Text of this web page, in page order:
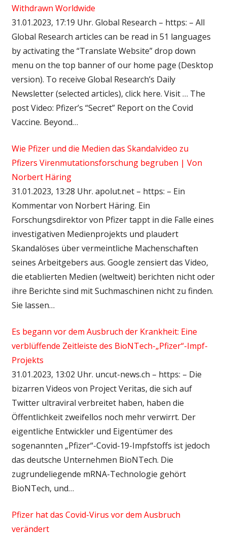
Withdrawn Worldwide
31.01.2023, 17:19 Uhr. Global Research – https: – All
Global Research articles can be read in 51 languages
by activating the “Translate Website” drop down
menu on the top banner of our home page (Desktop
version). To receive Global Research’s Daily
Newsletter (selected articles), click here. Visit … The
post Video: Pfizer’s “Secret” Report on the Covid
Vaccine. Beyond…
Wie Pfizer und die Medien das Skandalvideo zu
Pfizers Virenmutationsforschung begruben | Von
Norbert Häring
31.01.2023, 13:28 Uhr. apolut.net – https: – Ein
Kommentar von Norbert Häring. Ein
Forschungsdirektor von Pfizer tappt in die Falle eines
investigativen Medienprojekts und plaudert
Skandalöses über vermeintliche Machenschaften
seines Arbeitgebers aus. Google zensiert das Video,
die etablierten Medien (weltweit) berichten nicht oder
ihre Berichte sind mit Suchmaschinen nicht zu finden.
Sie lassen…
Es begann vor dem Ausbruch der Krankheit: Eine
verblüffende Zeitleiste des BioNTech-„Pfizer“-Impf-
Projekts
31.01.2023, 13:02 Uhr. uncut-news.ch – https: – Die
bizarren Videos von Project Veritas, die sich auf
Twitter ultraviral verbreitet haben, haben die
Öffentlichkeit zweifellos noch mehr verwirrt. Der
eigentliche Entwickler und Eigentümer des
sogenannten „Pfizer“-Covid-19-Impfstoffs ist jedoch
das deutsche Unternehmen BioNTech. Die
zugrundeliegende mRNA-Technologie gehört
BioNTech, und…
Pfizer hat das Covid-Virus vor dem Ausbruch
verändert